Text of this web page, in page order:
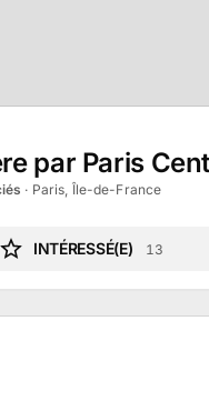
par Paris
· Paris, Île-de-France
INTÉRESSÉ(E) 13